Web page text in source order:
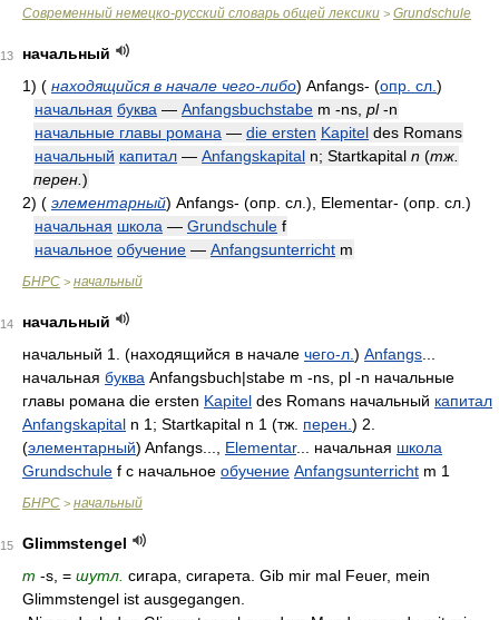
Современный немецко-русский словарь общей лексики > Grundschule
13
начальный
1) ( находящийся в начале чего-либо) Anfangs- (опр. сл. )
начальная буква — Anfangsbuchstabe m -ns, pl-n
начальные главы романа — die ersten Kapitel des Romans
начальный капитал — Anfangskapital n; Startkapital n (тж.
перен. )
2) ( элементарный) Anfangs- (опр. сл.) , Elementar- (опр. сл.)
начальная школа — Grundschule f
начальное обучение — Anfangsunterricht m
БНРС > начальный
14
начальный
начальный 1. (находящийся в начале чего-л. ) Anfangs
начальная буква Anfangsbuch|stabe m -ns, pl -n начальные
главы романа die ersten Kapitel des Romans начальный капитал
Anfangskapital n 1; Startkapital n 1 (тж. перен. ) 2.
(элементарный) Anfangs..., Elementar... начальная школа
Grundschule f c начальное обучение Anfangsunterricht m 1
БНРС > начальный
15
Glimmstengel
m -s, = шутл. сигара, сигарета. Gib mir mal Feuer, mein
Glimmstengel ist ausgegangen.